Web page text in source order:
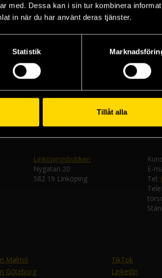
med. Dessa kan i sin tur kombinera
in när du har använt deras tjänster.
Statistik
Tillåt alla
Linköpingsbutiken
Nygatan 20
582 19 Linköping
E-
Tel:
Malmö
Göteborg
TikTok
LinkedIn